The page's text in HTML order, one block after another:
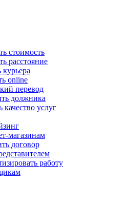
н
с/
стоимость
расстояние
online
перевод
должника
качество услуг
магазинам
договор
работу